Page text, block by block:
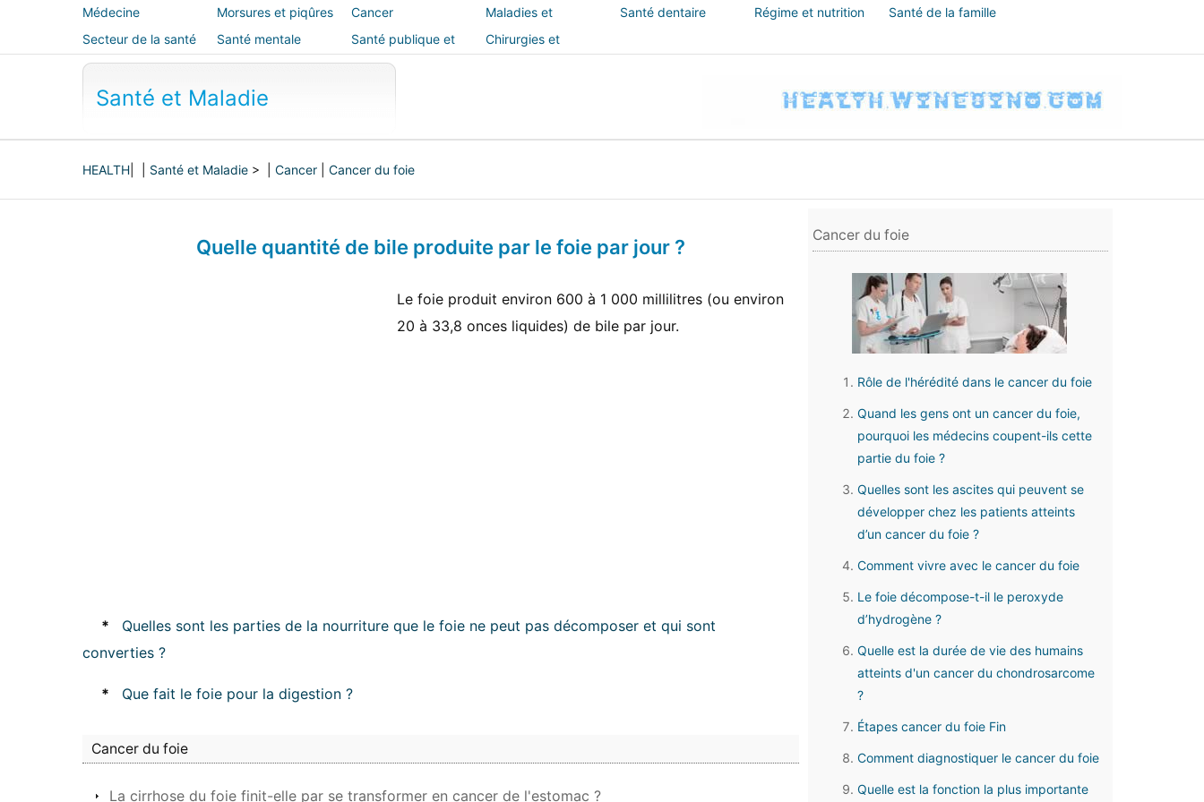
Médecine
alternative
Morsures et piqûres Cancer
Maladies et
traitements
Santé dentaire Régime et nutrition
Santé de la famille
Secteur de la santé
Santé mentale
Santé publique et
sécurité
Chirurgies et
Santé et Maladie
HEALTH Santé et Maladie > | Cancer Cancer du foie
Quelle quantité de bile produite par le foie par jour ?
Le foie produit environ 600 à 1 000 millilitres (ou environ
20 à 33,8 onces liquides) de bile par jour.
*
Quelles sont les parties de la nourriture que le foie ne peut pas décomposer et qui sont
converties ?
* Que fait le foie pour la digestion ?
Cancer du foie
La cirrhose du foie finit-elle par se transformer en cancer de l'estomac ?
Cancer du foie
Rôle de l'hérédité dans le cancer du foie
Quand les gens ont un cancer du foie,
pourquoi les médecins coupent-ils cette
partie du foie ?
Quelles sont les ascites qui peuvent se
développer chez les patients atteints
d’un cancer du foie ?
Comment vivre avec le cancer du foie
Le foie décompose-t-il le peroxyde
d’hydrogène ?
Quelle est la durée de vie des humains
atteints d'un cancer du chondrosarcome
?
Étapes cancer du foie Fin
Comment diagnostiquer le cancer du foie
Quelle est la fonction la plus importante